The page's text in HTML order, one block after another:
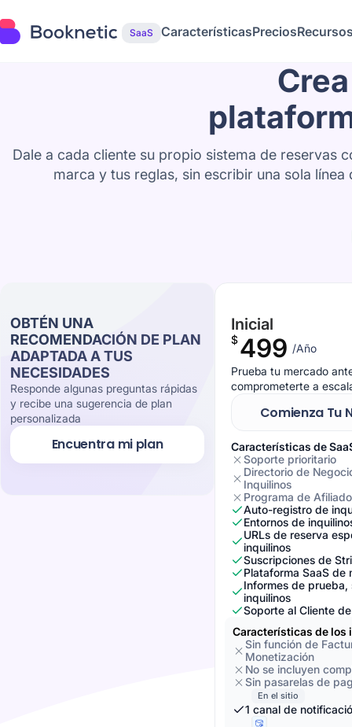
SaaS CaracterísticasPreciosRecursos
Dale a cada cliente su propio sistema de reservas
marca y tus reglas, sin escribir una sola línea
OBTÉN UNA
RECOMENDACIÓN DE PLAN
ADAPTADA A TUS
NECESIDADES
Responde algunas preguntas rápidas
y recibe una sugerencia de plan
personalizada
Encuentra mi plan
Inicial
$499 /Año
Prueba tu mercado
comprometerte a
Comienza Tu
Características de
Soporte prioritario
Directorio de
Inquilinos
Programa de
Auto-registro de
Entornos de
URLs de reserva
inquilinos
Suscripciones de
Plataforma SaaS de
Informes de prueba,
inquilinos
Soporte al Cliente
Características de los
Sin función de
Monetización
No se incluyen
Sin pasarelas de
En el sitio
1 canal de